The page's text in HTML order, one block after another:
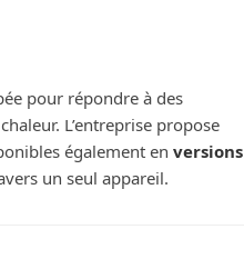
pour répondre à des
L’entreprise propose
également en versions
un seul appareil.